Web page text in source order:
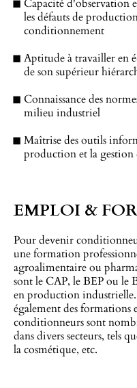
Capacité d'observation
les défauts de
conditionnement
Aptitude à travailler en
de son supérieur
Connaissance des
milieu industriel
Maîtrise des outils
production et la gestion
EMPLOI &
Pour devenir
une formation
agroalimentaire ou
sont le CAP, le BEP ou le
en production
également des formations
conditionneurs sont
dans divers secteurs, tels
la cosmétique, etc.